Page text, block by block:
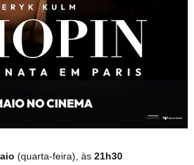
(quarta-feira), às21h30